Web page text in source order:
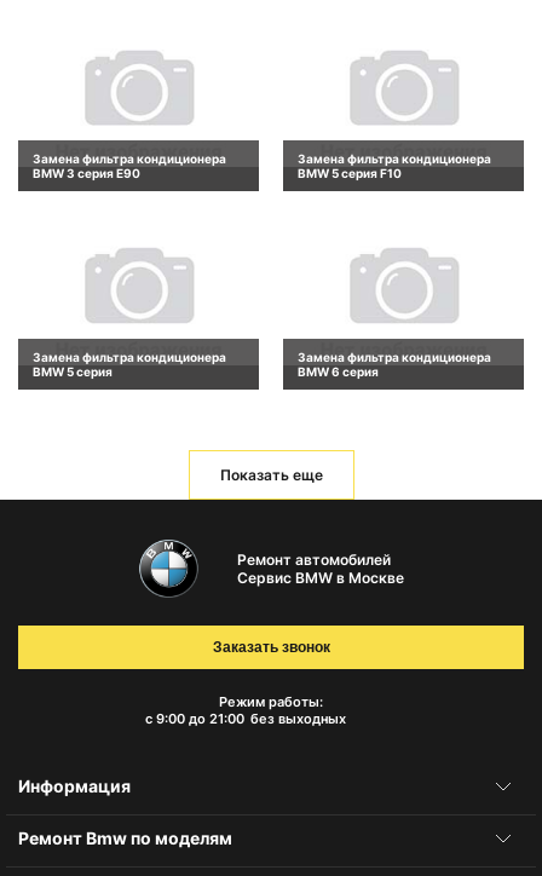
Замена фильтра кондиционера
BMW 3 серия E90
Замена фильтра кондиционера
BMW 5 серия F10
Замена фильтра кондиционера
BMW 5 серия
Замена фильтра кондиционера
BMW 6 серия
Показать еще
Ремонт автомобилей
Сервис BMW в Москве
Режим работы:
с 9:00 до 21:00 без выходных
Заказать звонок
Информация
Ремонт Bmw по моделям